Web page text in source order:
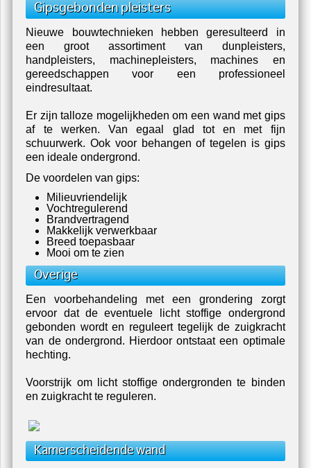
Gipsgebonden pleisters
Nieuwe bouwtechnieken hebben geresulteerd in
een groot assortiment van dunpleisters,
handpleisters, machinepleisters, machines en
gereedschappen voor een professioneel
eindresultaat.
Er zijn talloze mogelijkheden om een wand met gips
af te werken. Van egaal glad tot en met fijn
schuurwerk. Ook voor behangen of tegelen is gips
een ideale ondergrond.
De voordelen van gips:
Milieuvriendelijk
Vochtregulerend
Brandvertragend
Makkelijk verwerkbaar
Breed toepasbaar
Mooi om te zien
Overige
Een voorbehandeling met een grondering zorgt
ervoor dat de eventuele licht stoffige ondergrond
gebonden wordt en reguleert tegelijk de zuigkracht
van de ondergrond. Hierdoor ontstaat een optimale
hechting.
Voorstrijk om licht stoffige ondergronden te binden
en zuigkracht te reguleren.
Kamerscheidende wand